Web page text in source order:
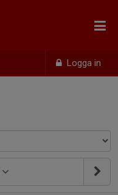
Logga in